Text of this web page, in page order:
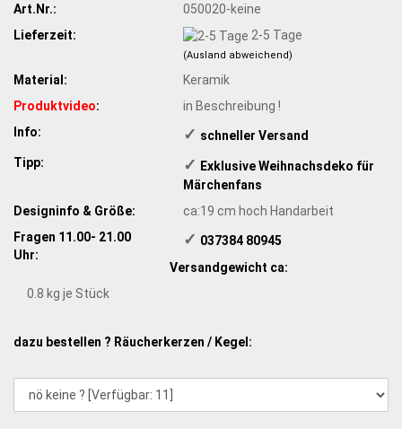
Art.Nr.:
050020-keine
Lieferzeit:
2-5 Tage
(Ausland abweichend)
Material:
Keramik
Produktvideo:
in Beschreibung !
Info:
✓ schneller Versand
Tipp:
✓ Exklusive Weihnachsdeko für
Märchenfans
Designinfo & Größe:
ca:19 cm hoch Handarbeit
Fragen 11.00- 21.00
Uhr:
✓ ​ 037384 80945
Versandgewicht ca:
0.8 kg je Stück
dazu bestellen ? Räucherkerzen / Kegel: